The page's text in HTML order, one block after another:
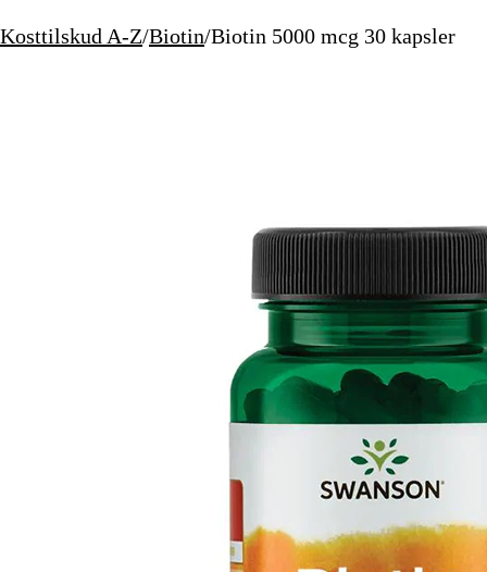
Kosttilskud A-Z/Biotin/Biotin 5000 mcg 30 kapsler